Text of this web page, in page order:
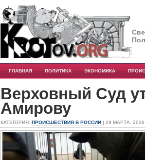
ГЛАВНАЯ ПОЛИТИКА ЭКОНОМИКА
Верховный Суд
Амирову
КАТЕГОРИЯ: ПРОИСШЕСТВИЯ В РОССИИ | 29 МАРТА, 2016